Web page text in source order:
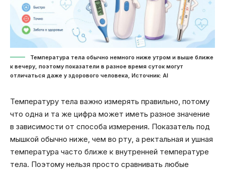
Температура тела обычно немного ниже утром и выше ближе
к вечеру, поэтому показатели в разное время суток могут
отличаться даже у здорового человека, Источник: Al
Температуру тела важно измерять правильно, потому
что одна и та же цифра может иметь разное значение
в зависимости от способа измерения. Показатель под
мышкой обычно ниже, чем во рту, а ректальная и ушная
температура часто ближе к внутренней температуре
тела. Поэтому нельзя просто сравнивать любые